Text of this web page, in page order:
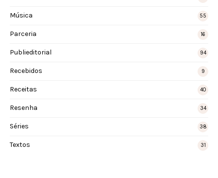
Música 55
Parceria 16
Publieditorial 94
Recebidos 9
Receitas 40
Resenha 34
Séries 38
Textos 31